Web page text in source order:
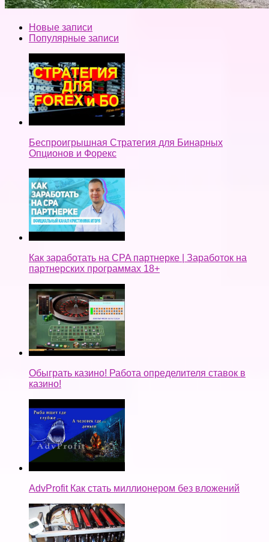
Новые записи
Популярные записи
Беспроигрышная Стратегия для Бинарных
Опционов и Форекс
Как заработать на CPA партнерке | Заработок на
партнерских программах 18+
Обыграть казино! Работа определителя ставок в
казино!
AdvProfit Как стать миллионером без вложений